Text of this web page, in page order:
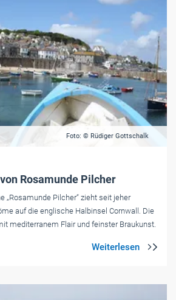
Foto: © Rüdiger Gottschalk
Rosamunde Pilcher
„Rosamunde Pilcher“ zieht seit jeher
auf die englische Halbinsel Cornwall. Die
mediterranem Flair und feinster Braukunst.